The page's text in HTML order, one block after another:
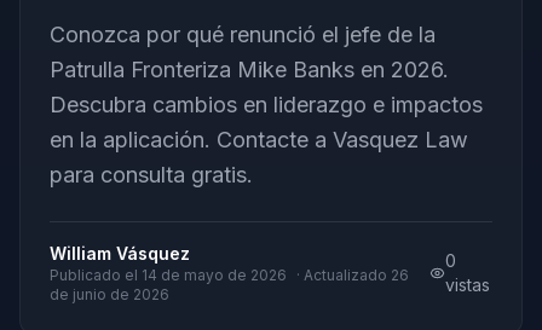
Conozca por qué renunció el jefe de la
Patrulla Fronteriza Mike Banks en 2026.
Descubra cambios en liderazgo e impactos
en la aplicación. Contacte a Vasquez Law
para consulta gratis.
William Vásquez
Publicado el 14 de mayo de 2026 · Actualizado 26
de junio de 2026
0
vistas